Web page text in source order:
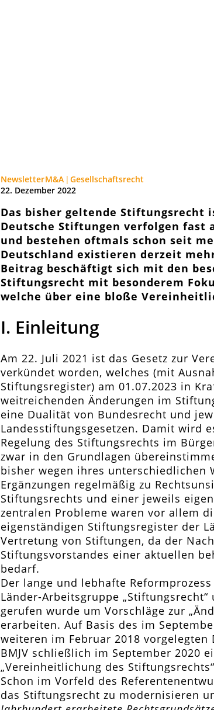
NewsletterM&A Gesellschaftsrecht
22. Dezember 2022
Das bisher geltende Stiftungsrecht
Deutsche Stiftungen verfolgen fast
und bestehen oftmals schon seit
Deutschland existieren derzeit
Beitrag beschäftigt sich mit den
Stiftungsrecht mit besonderem
welche über eine bloße
I. Einleitung
Am 22. Juli 2021 ist das Gesetz zur
verkündet worden, welches (mit
Stiftungsregister) am 01.07.2023 in
weitreichenden Änderungen im
eine Dualität von Bundesrecht und
Landesstiftungsgesetzen. Damit wird
Regelung des Stiftungsrechts im
zwar in den Grundlagen
bisher wegen ihres unterschiedlichen
Ergänzungen regelmäßig zu
Stiftungsrechts und einer jeweils
zentralen Probleme waren vor allem
eigenständigen Stiftungsregister der
Vertretung von Stiftungen, da der
Stiftungsvorstandes einer aktuellen
bedarf.
Der lange und lebhafte
Länder-Arbeitsgruppe
gerufen wurde um Vorschläge zur
erarbeiten. Auf Basis des im
weiteren im Februar 2018
BMJV schließlich im September 2020
„Vereinheitlichung des
Schon im Vorfeld des
das Stiftungsrecht zu modernisieren